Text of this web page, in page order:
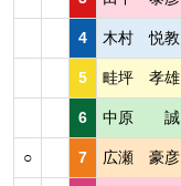
4 木村 悦教
5 畦坪 孝雄
6 中原 誠
○ 7 広瀬 豪彦